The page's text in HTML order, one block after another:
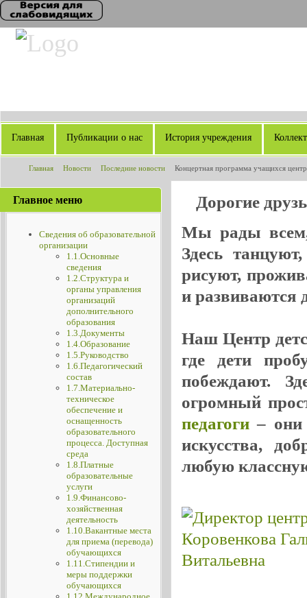
Главная Публикации о нас История учреждения
Главная Новости Последние новости Концертная программа учащихся
Главное меню
Сведения об образовательной
организации
1.1.Основные
сведения
1.2.Структура и
органы управления
организаций
дополнительного
образования
1.3.Документы
1.4.Образование
1.5.Руководство
1.6.Педагогический
состав
1.7.Материально-
техническое
обеспечение и
оснащенность
образовательного
процесса. Доступная
среда
1.8.Платные
образовательные
услуги
1.9.Финансово-
хозяйственная
деятельность
1.10.Вакантные места
для приема (перевода)
обучающихся
1.11.Стипендии и
меры поддержки
обучающихся
Дорогие
Мы рады всем,
Здесь
рисуют,
и развиваются
Наш Центр
где дети
побеждают.
огромный
педагоги– они
искусства,
любую